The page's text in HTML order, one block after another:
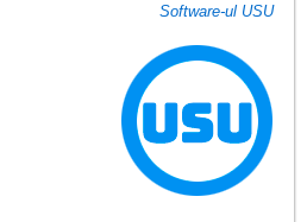
Software-ul USU